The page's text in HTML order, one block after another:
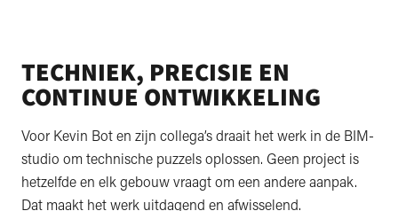
TECHNIEK, PRECISIE EN
CONTINUE ONTWIKKELING
Voor Kevin Bot en zijn collega’s draait het werk in de BIM-
studio om technische puzzels oplossen. Geen project is
hetzelfde en elk gebouw vraagt om een andere aanpak.
Dat maakt het werk uitdagend en afwisselend.